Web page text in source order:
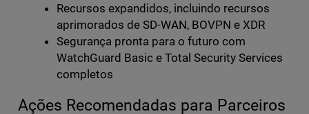
Recursos expandidos, incluindo recursos
aprimorados de SD-WAN, BOVPN e XDR
Segurança pronta para o futuro com
WatchGuard Basic e Total Security Services
completos
Ações Recomendadas para Parceiros